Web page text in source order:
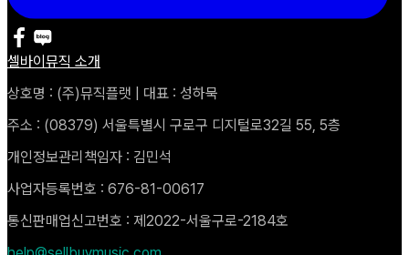
셀바이뮤직 소개
상호명 : (주)뮤직플랫 | 대표 : 성하묵
주소 : (08379) 서울특별시 구로구 디지털로32길 55, 5층
개인정보관리책임자 : 김민석
사업자등록번호 : 676-81-00617
통신판매업신고번호 : 제2022-서울구로-2184호